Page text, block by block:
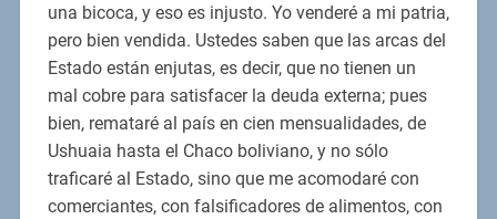
una bicoca, y eso es injusto. Yo venderé a mi patria,
pero bien vendida. Ustedes saben que las arcas del
Estado están enjutas, es decir, que no tienen un
mal cobre para satisfacer la deuda externa; pues
bien, remataré al país en cien mensualidades, de
Ushuaia hasta el Chaco boliviano, y no sólo
traficaré al Estado, sino que me acomodaré con
comerciantes, con falsificadores de alimentos, con